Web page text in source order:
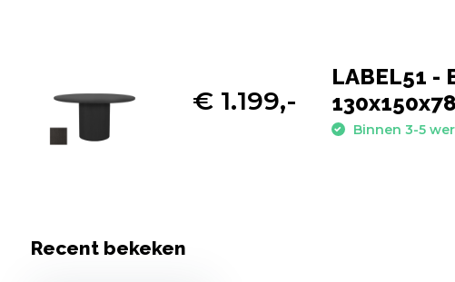
€ 1.199,-
LABEL51
Binnen 3-5
Recent bekeken